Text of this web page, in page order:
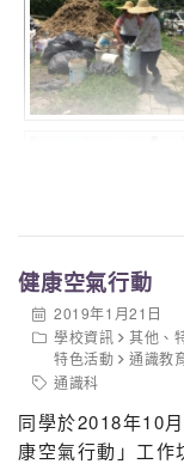
健康空氣行動
2019年1月21日
學校資訊
其他 、
特色活動
通識教
通識科
同學於2018年10
康空氣行動」工作